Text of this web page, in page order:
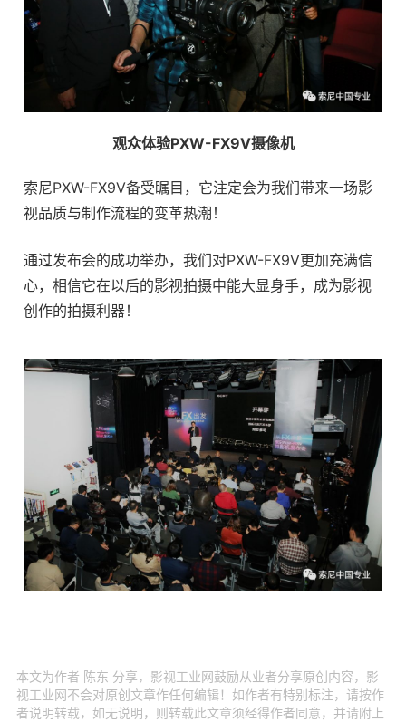
观众体验PXW-FX9V摄像机
索尼PXW-FX9V备受瞩目，它注定会为我们带来一场影
视品质与制作流程的变革热潮！
通过发布会的成功举办，我们对PXW-FX9V更加充满信
心，相信它在以后的影视拍摄中能大显身手，成为影视
创作的拍摄利器！
本文为作者 陈东 分享，影视工业网鼓励从业者分享原创内容，影
视工业网不会对原创文章作任何编辑！如作者有特别标注，请按作
者说明转载，如无说明，则转载此文章须经得作者同意，并请附上